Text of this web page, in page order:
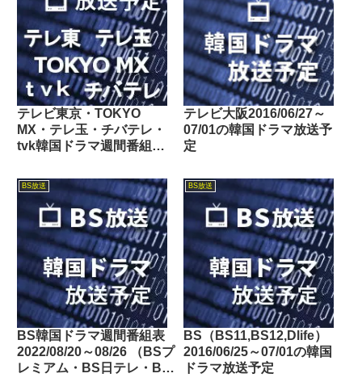
テレビ東京・TOKYO
MX・テレ玉・チバテレ・
tvk韓国ドラマ週間番組表
テレビ大阪2016/06/27～
07/01の韓国ドラマ放送予
定
BS放送
BS韓国ドラマ週間番組表
2022/08/20～08/26 （BSプ
レミアム・BS日テレ・BS
BS放送
BS（BS11,BS12,Dlife）
2016/06/25～07/01の韓国
ドラマ放送予定